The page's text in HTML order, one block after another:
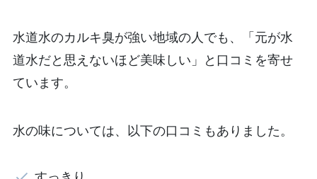
水道水のカルキ臭が強い地域の人でも、「元が水
道水だと思えないほど美味しい」と口コミを寄せ
ています。
水の味については、以下の口コミもありました。